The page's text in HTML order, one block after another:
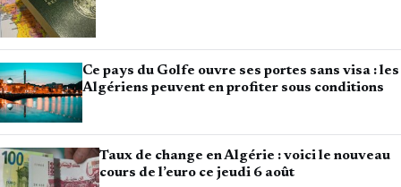
Ce pays du Golfe ouvre ses portes sans visa : les
Algériens peuvent en profiter sous conditions
Taux de change en Algérie : voici le nouveau
cours de l’euro ce jeudi 6 août